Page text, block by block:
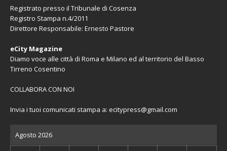
Registrato presso il Tribunale di Cosenza
Registro Stampa n.4/2011
Direttore Responsabile: Ernesto Pastore
eCity Magazine
Diamo voce alle città di Roma e Milano ed al territorio del Basso
Tirreno Cosentino
COLLABORA CON NOI
Invia i tuoi comunicati stampa a: ecitypress@gmail.com
Agosto 2026